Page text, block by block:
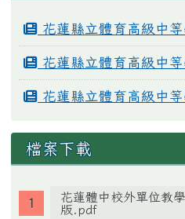
花蓮縣立體育高級中
花蓮縣立體育高級中
花蓮縣立體育高級中
檔案下載
花蓮體中校外單位教
版.pdf